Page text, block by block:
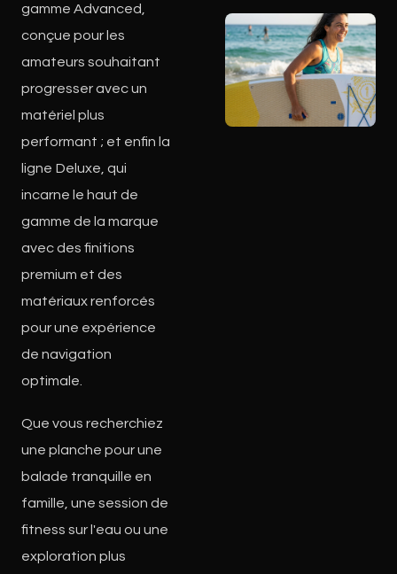
gamme Advanced,
conçue pour les
amateurs souhaitant
progresser avec un
matériel plus
performant ; et enfin la
ligne Deluxe, qui
incarne le haut de
gamme de la marque
avec des finitions
premium et des
matériaux renforcés
pour une expérience
de navigation
optimale.
Que vous recherchiez
une planche pour une
balade tranquille en
famille, une session de
fitness sur l'eau ou une
exploration plus